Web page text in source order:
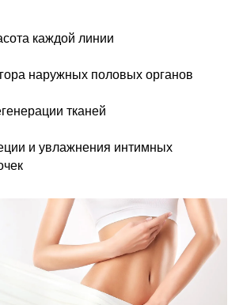
каждой линии
наружных половых органов
тканей
и увлажнения интимных